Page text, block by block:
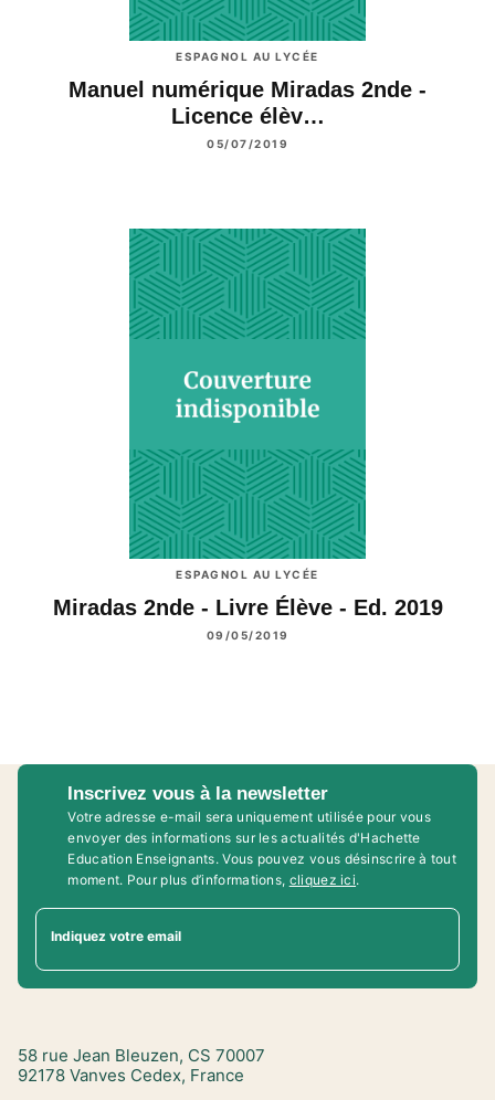
ESPAGNOL AU LYCÉE
Manuel numérique Miradas 2nde -
Licence élèv…
05/07/2019
ESPAGNOL AU LYCÉE
Miradas 2nde - Livre Élève - Ed. 2019
09/05/2019
Inscrivez vous à la newsletter
Votre adresse e-mail sera uniquement utilisée pour vous
envoyer des informations sur les actualités d'Hachette
Education Enseignants. Vous pouvez vous désinscrire à tout
moment. Pour plus d’informations, cliquez ici.
Indiquez votre email
58 rue Jean Bleuzen, CS 70007
92178 Vanves Cedex, France